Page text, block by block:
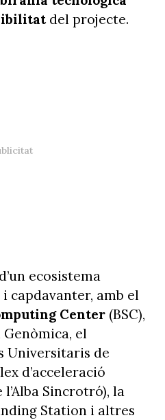
del projecte.
ecosistema
capdavanter, amb el
Center(BSC),
Genòmica, el
Universitaris de
d’acceleració
l’Alba Sincrotró), la
Station i altres